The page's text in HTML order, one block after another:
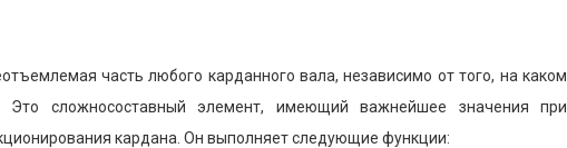
часть любого карданного вала, независимо от того, на каком
Это сложносоставный элемент, имеющий важнейшее значения при
кардана. Он выполняет следующие функции: